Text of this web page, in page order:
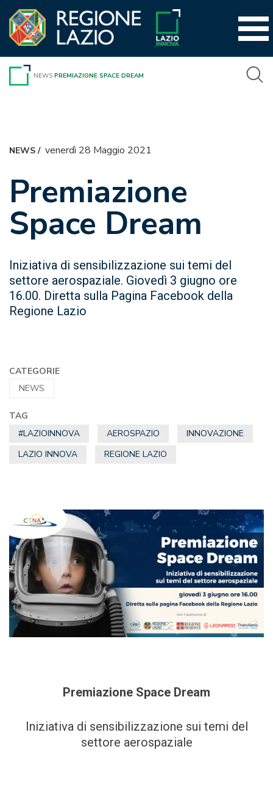
contenuto
NEWS PREMIAZIONE SPACE DREAM
NEWS/ venerdì 28 Maggio 2021
Premiazione
Space Dream
Iniziativa di sensibilizzazione sui temi del
settore aerospaziale. Giovedì 3 giugno ore
16.00. Diretta sulla Pagina Facebook della
Regione Lazio
CATEGORIE
NEWS
TAG
#LAZIOINNOVA
AEROSPAZIO
INNOVAZIONE
LAZIO INNOVA
REGIONE LAZIO
Premiazione Space Dream
Iniziativa di sensibilizzazione sui temi del
settore aerospaziale